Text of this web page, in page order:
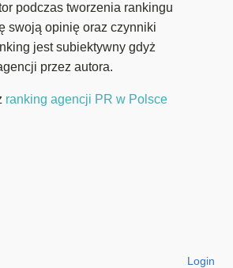
podczas tworzenia rankingu
swoją opinię oraz czynniki
jest subiektywny gdyż
przez autora.
ranking agencji PR w Polsce
Login